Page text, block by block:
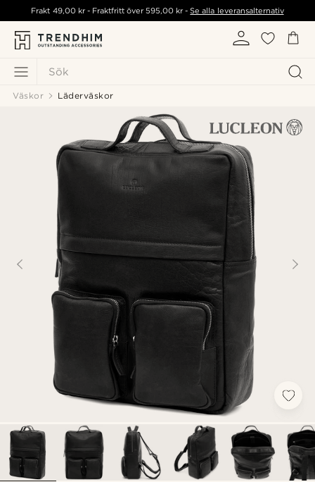
Sök
Frakt 49,00 kr- Fraktfritt över595,00 kr -Se alla leveransalternativ
Väskor Läderväskor